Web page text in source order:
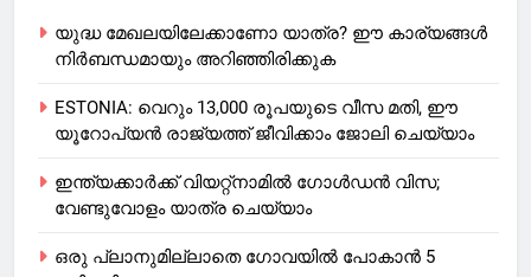
യുദ്ധ മേഖലയിലേക്കാണോ യാത്ര? ഈ കാര്യങ്ങള്‍
നിര്‍ബന്ധമായും അറിഞ്ഞിരിക്കുക
ESTONIA: വെറും 13,000 രൂപയുടെ വീസ മതി, ഈ
യൂറോപ്യന്‍ രാജ്യത്ത് ജീവിക്കാം ജോലി ചെയ്യാം
ഇന്ത്യക്കാർക്ക് വിയറ്റ്‌നാമില്‍ ഗോള്‍ഡന്‍ വിസ;
വേണ്ടുവോളം യാത്ര ചെയ്യാം
ഒരു പ്ലാനുമില്ലാതെ ഗോവയില്‍ പോകാൻ 5